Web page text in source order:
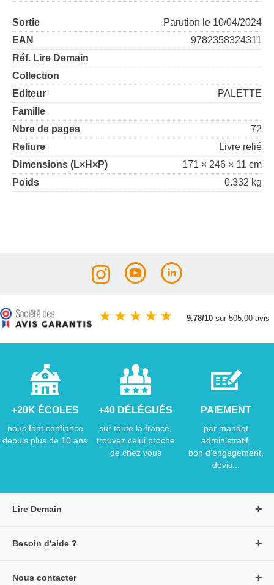
Sortie
Parution le 10/04/2024
EAN
9782358324311
Réf. Lire Demain
Collection
Editeur
PALETTE
Famille
Nbre de pages
72
Reliure
Livre relié
Dimensions (L×H×P)
171 × 246 × 11 cm
Poids
0.332 kg
★ ★ ★ ★ ★ 9.78/10 sur 505.00 avis
+20K ÉCOLES
nous font confiance
depuis plus de 10 ans
+40 DÉLÉGUÉS
sur toute la france,
trouvez celui proche
de chez vous
PAIEMENT
par mandat
administratif,
bon d'engagement,
devis...
Lire Demain
Besoin d'aide ?
Nous contacter